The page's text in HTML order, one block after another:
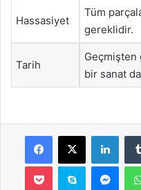
Hassasiyet
Tüm
gereklidir.
Tarih
bir sanat
Facebook
X
Pocket Skype